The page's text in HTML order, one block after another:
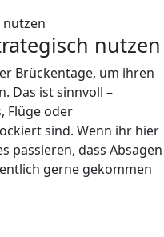
nutzen
Brückentage, um ihren
Das ist sinnvoll –
Flüge oder
sind. Wenn ihr hier
passieren, dass Absagen
gerne gekommen